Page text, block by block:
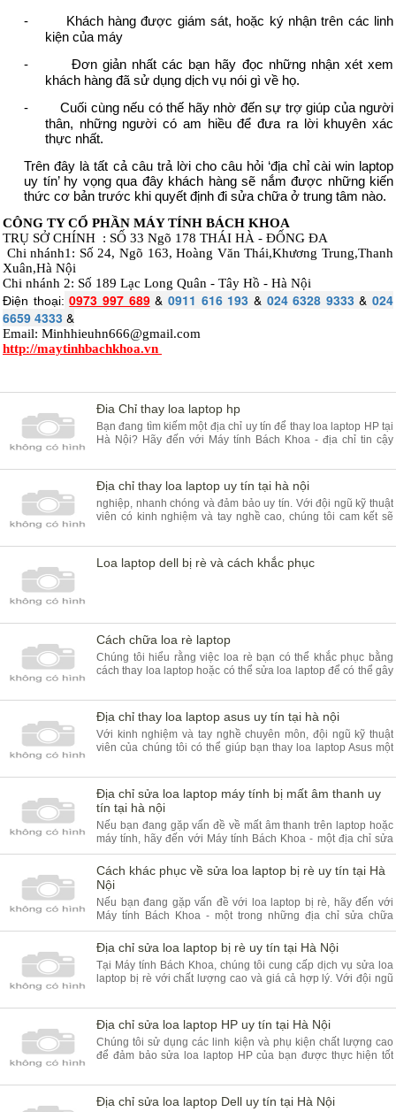
-
Khách hàng được giám sát, hoặc ký nhận trên các linh
kiện của máy
-
Đơn giản nhất các bạn hãy đọc những nhận xét xem
khách hàng đã sử dụng dịch vụ nói gì về họ.
-
Cuối cùng nếu có thế hãy nhờ đến sự trợ giúp của người
thân, những người có am hiều để đưa ra lời khuyên xác
thực nhất.
Trên đây là tất cả câu trả lời cho câu hỏi ‘địa chỉ cài win laptop
uy tín’ hy vọng qua đây khách hàng sẽ nắm được những kiến
thức cơ bản trước khi quyết định đi sửa chữa ở trung tâm nào.
CÔNG TY CỔ PHẦN MÁY TÍNH BÁCH KHOA
TRỤ SỞ CHÍNH : SỐ 33 Ngõ 178 THÁI HÀ - ĐỐNG ĐA
Chi nhánh1: Số 24, Ngõ 163, Hoàng Văn Thái,Khương Trung,Thanh
Xuân,Hà Nội
Chi nhánh 2: Số 189 Lạc Long Quân - Tây Hồ - Hà Nội
Điện thoại: 0973 997 689& 0911 616 193 & 024 6328 9333&024
6659 4333 &
Email: Minhhieuhn666@gmail.com
http://maytinhbachkhoa.vn
Đia Chỉ thay loa laptop hp
Bạn đang tìm kiếm một địa chỉ uy tín để thay loa laptop HP tại
Hà Nội? Hãy đến với Máy tính Bách Khoa - địa chỉ tin cậy
laptop của bạn đa
Địa chỉ thay loa laptop uy tín tại hà nội
nghiệp, nhanh chóng và đảm bảo uy tín. Với đội ngũ kỹ thuật
viên có kinh nghiệm và tay nghề cao, chúng tôi cam kết sẽ
Loa laptop dell bị rè và cách khắc phục
Cách chữa loa rè laptop
Chúng tôi hiểu rằng việc loa rè bạn có thể khắc phục bằng
cách thay loa laptop hoặc có thể sửa loa laptop để có thể gây
nhiều nguyên nhân khá
Địa chỉ thay loa laptop asus uy tín tại hà nội
Với kinh nghiệm và tay nghề chuyên môn, đội ngũ kỹ thuật
viên của chúng tôi có thể giúp bạn thay loa laptop Asus một
linh kiện chất lượng để đ
Địa chỉ sửa loa laptop máy tính bị mất âm thanh uy
tín tại hà nội
Nếu bạn đang gặp vấn đề về mất âm thanh trên laptop hoặc
máy tính, hãy đến với Máy tính Bách Khoa - một địa chỉ sửa
chữa laptop uy tín và chuyên nghiệp tại Hà Nội. Tại Máy tính
Bách Khoa, chúng tôi cu
Cách khác phục về sửa loa laptop bị rè uy tín tại Hà
Nội
Nếu bạn đang gặp vấn đề với loa laptop bị rè, hãy đến với
Máy tính Bách Khoa - một trong những địa chỉ sửa chữa
laptop uy tín và chuyên nghiệp tại Hà Nội. Tại Máy tính Bách
Khoa, chúng tôi cung cấp dị
Địa chỉ sửa loa laptop bị rè uy tín tại Hà Nội
Tại Máy tính Bách Khoa, chúng tôi cung cấp dịch vụ sửa loa
laptop bị rè với chất lượng cao và giá cả hợp lý. Với đội ngũ
chúng tôi sẽ nhanh c
Địa chỉ sửa loa laptop HP uy tín tại Hà Nội
Chúng tôi sử dụng các linh kiện và phụ kiện chất lượng cao
để đảm bảo sửa loa laptop HP của bạn được thực hiện tốt
thiết bị hiện đại nhất để đả
Địa chỉ sửa loa laptop Dell uy tín tại Hà Nội